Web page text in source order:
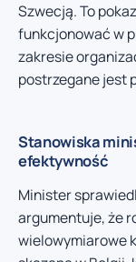
Szwecją. To
funkcjonować w
zakresie
postrzegane jest
Stanowiska
efektywność
Minister
argumentuje, że
wielowymiarowe